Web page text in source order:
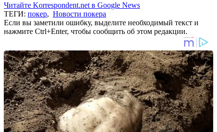
Читайте Korrespondent.net в Google News
ТЕГИ: покер, Новости покера
Если вы заметили ошибку, выделите необходимый текст и
нажмите Ctrl+Enter, чтобы сообщить об этом редакции.